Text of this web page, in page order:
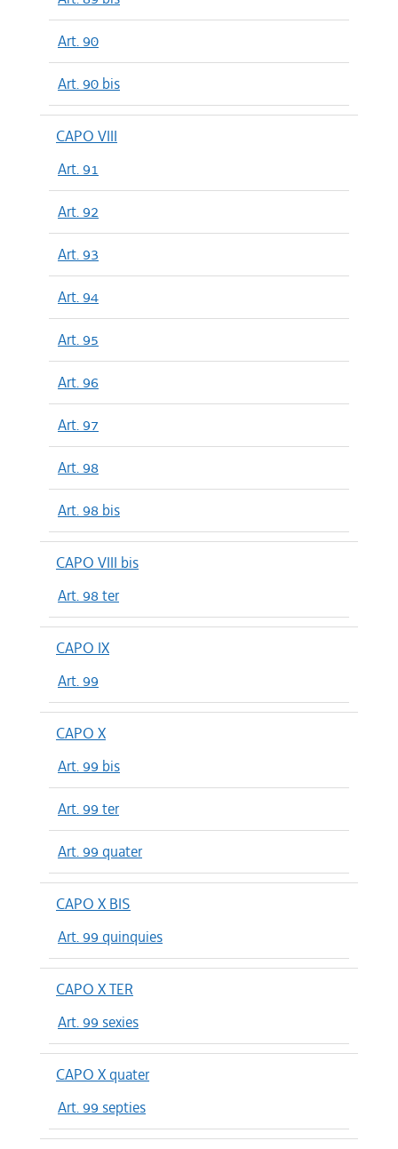
Art. 90
Art. 90 bis
CAPO VIII
Art. 91
Art. 92
Art. 93
Art. 94
Art. 95
Art. 96
Art. 97
Art. 98
Art. 98 bis
CAPO VIII bis
Art. 98 ter
CAPO IX
Art. 99
CAPO X
Art. 99 bis
Art. 99 ter
Art. 99 quater
CAPO X BIS
Art. 99 quinquies
CAPO X TER
Art. 99 sexies
CAPO X quater
Art. 99 septies